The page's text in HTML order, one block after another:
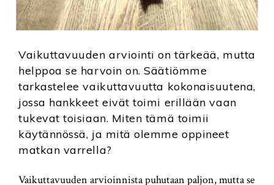
Vaikuttavuuden arviointi on tärkeää, mutta
helppoa se harvoin on. Säätiömme
tarkastelee vaikuttavuutta kokonaisuutena,
jossa hankkeet eivät toimi erillään vaan
tukevat toisiaan. Miten tämä toimii
käytännössä, ja mitä olemme oppineet
matkan varrella?
Vaikuttavuuden arvioinnista puhutaan paljon, mutta se